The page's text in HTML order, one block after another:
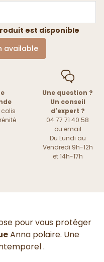
est disponible
available
colis
Une question ?
Un conseil
d'expert ?
04 77 71 40 58
ou email
Du Lundi au
Vendredi 9h-12h
et 14h-17h
pour vous protéger
Anna polaire. Une
.